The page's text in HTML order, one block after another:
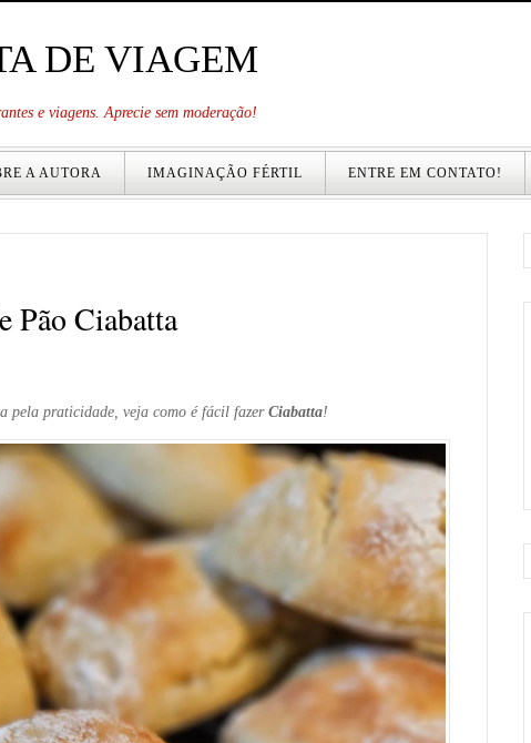
DE VIAGEM
e viagens. Aprecie sem moderação!
A AUTORA IMAGINAÇÃO FÉRTIL ENTRE EM CONTATO!
Pão Ciabatta
pela praticidade, veja como é fácil fazer Ciabatta!